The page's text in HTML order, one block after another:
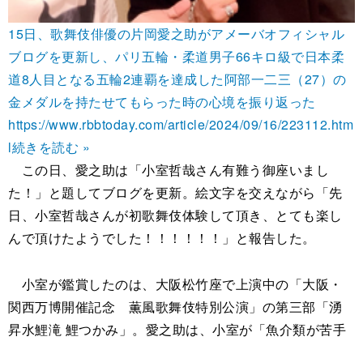
15日、歌舞伎俳優の片岡愛之助がアメーバオフィシャル
ブログを更新し、パリ五輪・柔道男子66キロ級で日本柔
道8人目となる五輪2連覇を達成した阿部一二三（27）の
金メダルを持たせてもらった時の心境を振り返った
https://www.rbbtoday.com/article/2024/09/16/223112.htm
l続きを読む »
この日、愛之助は「小室哲哉さん有難う御座いまし
た！」と題してブログを更新。絵文字を交えながら「先
日、小室哲哉さんが初歌舞伎体験して頂き、とても楽し
んで頂けたようでした！！！！！！」と報告した。
小室が鑑賞したのは、大阪松竹座で上演中の「大阪・
関西万博開催記念 薫風歌舞伎特別公演」の第三部「湧
昇水鯉滝 鯉つかみ」。愛之助は、小室が「魚介類が苦手